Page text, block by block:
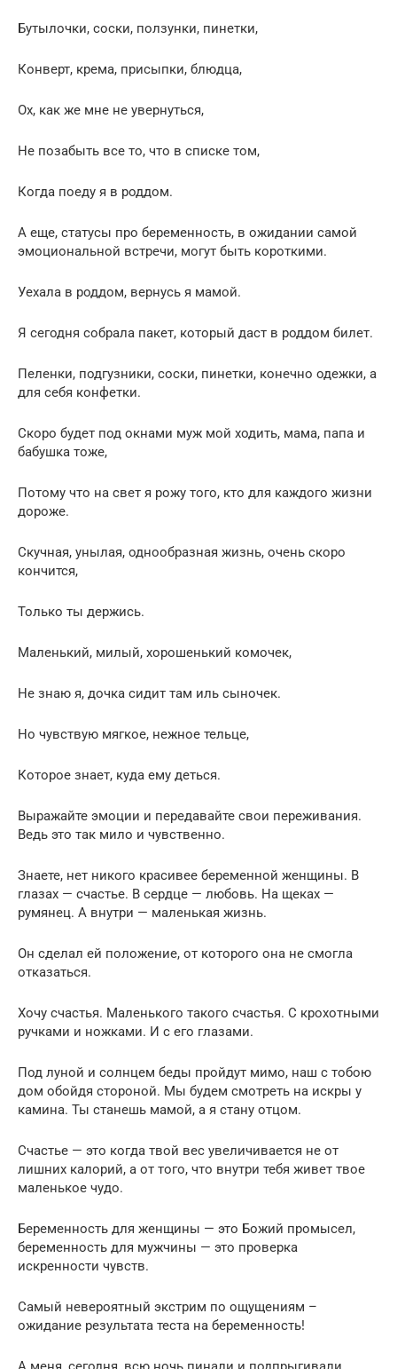
Бутылочки, соски, ползунки, пинетки,
Конверт, крема, присыпки, блюдца,
Ох, как же мне не увернуться,
Не позабыть все то, что в списке том,
Когда поеду я в роддом.
А еще, статусы про беременность, в ожидании самой
эмоциональной встречи, могут быть короткими.
Уехала в роддом, вернусь я мамой.
Я сегодня собрала пакет, который даст в роддом билет.
Пеленки, подгузники, соски, пинетки, конечно одежки, а
для себя конфетки.
Скоро будет под окнами муж мой ходить, мама, папа и
бабушка тоже,
Потому что на свет я рожу того, кто для каждого жизни
дороже.
Скучная, унылая, однообразная жизнь, очень скоро
кончится,
Только ты держись.
Маленький, милый, хорошенький комочек,
Не знаю я, дочка сидит там иль сыночек.
Но чувствую мягкое, нежное тельце,
Которое знает, куда ему деться.
Выражайте эмоции и передавайте свои переживания.
Ведь это так мило и чувственно.
Знаете, нет никого красивее беременной женщины. В
глазах — счастье. В сердце — любовь. На щеках —
румянец. А внутри — маленькая жизнь.
Он сделал ей положение, от которого она не смогла
отказаться.
Хочу счастья. Маленького такого счастья. С крохотными
ручками и ножками. И с его глазами.
Под луной и солнцем беды пройдут мимо, наш с тобою
дом обойдя стороной. Мы будем смотреть на искры у
камина. Ты станешь мамой, а я стану отцом.
Счастье — это когда твой вес увеличивается не от
лишних калорий, а от того, что внутри тебя живет твое
маленькое чудо.
Беременность для женщины — это Божий промысел,
беременность для мужчины — это проверка
искренности чувств.
Самый невероятный экстрим по ощущениям –
ожидание результата теста на беременность!